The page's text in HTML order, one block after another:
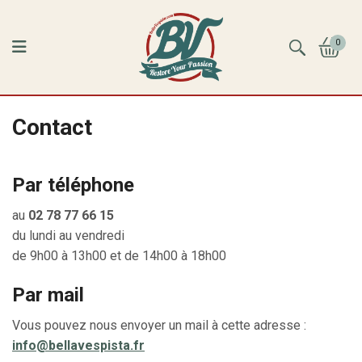
0
Contact
Par téléphone
au 02 78 77 66 15
du lundi au vendredi
de 9h00 à 13h00 et de 14h00 à 18h00
Par mail
Vous pouvez nous envoyer un mail à cette adresse :
info@bellavespista.fr